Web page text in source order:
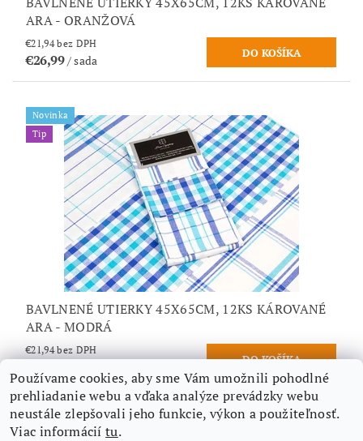
ARA - ORANŽOVÁ
€21,94 bez DPH
€26,99/ sada
Novinka
Tip
BAVLNENÉ UTIERKY 45X65CM, 12KS KÁROVANÉ
ARA - MODRÁ
€21,94 bez DPH
Používame cookies, aby sme Vám umožnili pohodlné
prehliadanie webu a vďaka analýze prevádzky webu
neustále zlepšovali jeho funkcie, výkon a použiteľnosť.
Viac informáciítu.